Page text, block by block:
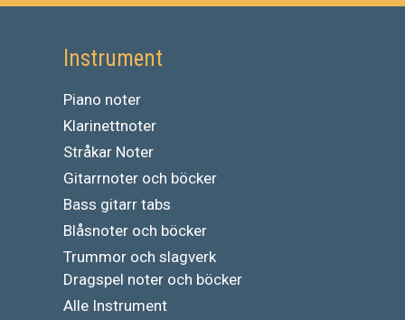
Instrument
Piano noter
Klarinettnoter
Stråkar Noter
Gitarrnoter och böcker
Bass gitarr tabs
Blåsnoter och böcker
Trummor och slagverk
Dragspel noter och böcker
Alle Instrument